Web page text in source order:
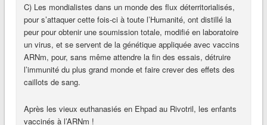
C) Les mondialistes dans un monde des flux déterritorialisés,
pour s’attaquer cette fois-ci à toute l’Humanité, ont distillé la
peur pour obtenir une soumission totale, modifié en laboratoire
un virus, et se servent de la génétique appliquée avec vaccins
ARNm, pour, sans même attendre la fin des essais, détruire
l’immunité du plus grand monde et faire crever des effets des
caillots de sang.
Après les vieux euthanasiés en Ehpad au Rivotril, les enfants
vaccinés à l’ARNm !